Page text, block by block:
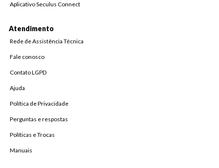
Aplicativo Seculus Connect
Atendimento
Rede de Assistência Técnica
Fale conosco
Contato LGPD
Ajuda
Política de Privacidade
Perguntas e respostas
Políticas e Trocas
Manuais